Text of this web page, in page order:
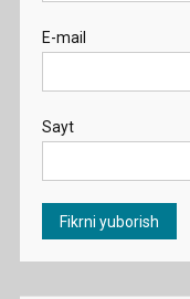
E-mail
Sayt